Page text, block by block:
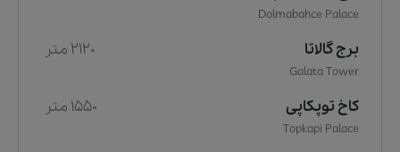
Dolmabahce Palace
برج گالاتا 2120 متر
Galata Tower
کاخ توپکاپی 1550 متر
Topkapi Palace